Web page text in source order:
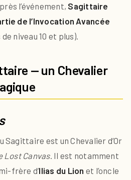
l’événement, Sagittaire
de l’Invocation Avancée
niveau 10 et plus).
— un Chevalier
Sagittaire est un Chevalier d’Or
Lost Canvas. Il est notamment
frère d’Ilias du Lion et l’oncle